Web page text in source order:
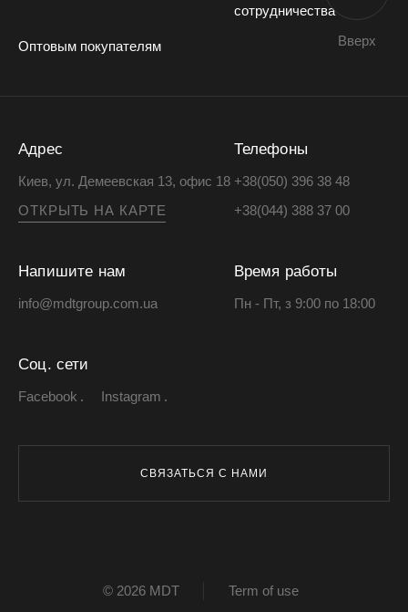
сотрудничества
Оптовым покупателям
Адрес
Киев, ул. Демеевская 13, офис 18
ОТКРЫТЬ НА КАРТЕ
Телефоны
+38(050) 396 38 48
+38(044) 388 37 00
Напишите нам
info@mdtgroup.com.ua
Время работы
Пн - Пт, з 9:00 по 18:00
Соц. сети
Facebook Instagram
СВЯЗАТЬСЯ С НАМИ
Вверх
© 2026 MDT Term of use